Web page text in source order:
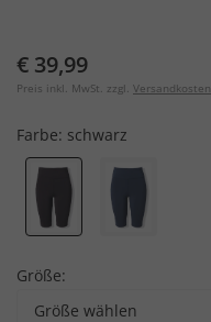
€ 39,99
Preis inkl. MwSt. zzgl. Versandkosten
Farbe: schwarz
Größe:
Größe wählen